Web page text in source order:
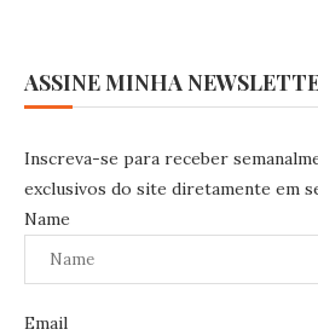
ASSINE MINHA
Inscreva-se para receber
exclusivos do site diretamente em
Name
Email